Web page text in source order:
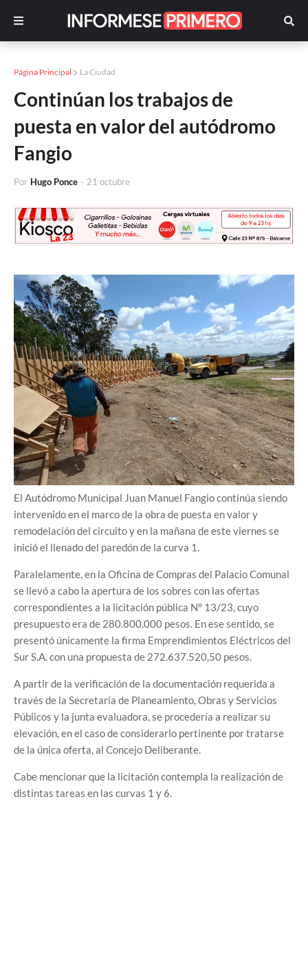
Página Principal La Ciudad
Continúan los trabajos de
puesta en valor del autódromo
Fangio
Por Hugo Ponce - 21 octubre
El Autódromo Municipal Juan Manuel Fangio continúa siendo
intervenido en el marco de la obra de puesta en valor y
remodelación del circuito y en la mañana de este viernes se
inició el llenado del paredón de la curva 1.
Paralelamente, en la Oficina de Compras del Palacio Comunal
se llevó a cabo la apertura de los sobres con las ofertas
correspondientes a la licitación pública N° 13/23, cuyo
presupuesto era de 280.800.000 pesos. En ese sentido, se
presentó únicamente la firma Emprendimientos Eléctricos del
Sur S.A. con una propuesta de 272.637.520,50 pesos.
A partir de la verificación de la documentación requerida a
través de la Secretaría de Planeamiento, Obras y Servicios
Públicos y la junta evaluadora, se procedería a realizar su
elevación, en el caso de considerarlo pertinente por tratarse
de la única oferta, al Concejo Deliberante.
Cabe mencionar que la licitación contempla la realización de
distintas tareas en las curvas 1 y 6.